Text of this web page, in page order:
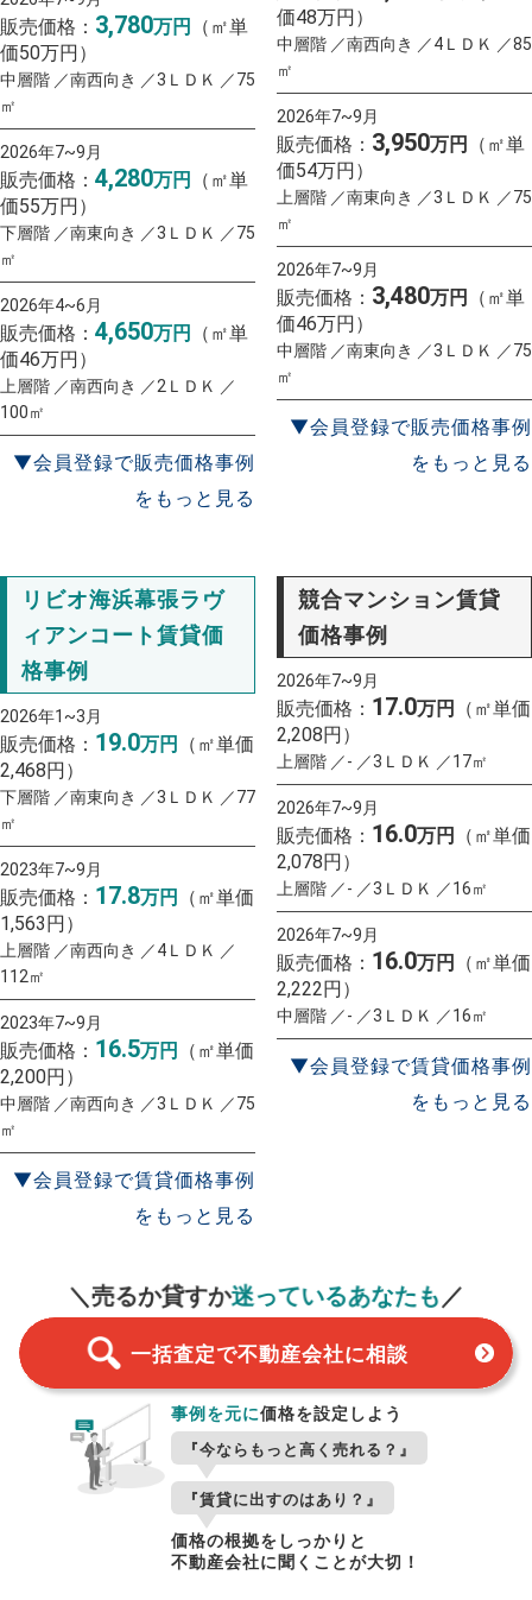
販売価格： 3,780万円
（㎡単
価50万円）
中層階 ／南西向き ／3ＬＤＫ ／75
㎡
2026年7~9月
販売価格： 4,280万円
（㎡単
価55万円）
下層階 ／南東向き ／3ＬＤＫ ／75
㎡
2026年4~6月
販売価格： 4,650万円
（㎡単
価46万円）
上層階 ／南西向き ／2ＬＤＫ ／
100㎡
▼会員登録で販売価格事例
をもっと見る
価48万円）
中層階 ／南西向き ／4ＬＤＫ ／85
㎡
2026年7~9月
販売価格： 3,950万円
（㎡単
価54万円）
上層階 ／南東向き ／3ＬＤＫ ／75
㎡
2026年7~9月
販売価格： 3,480万円
（㎡単
価46万円）
中層階 ／南東向き ／3ＬＤＫ ／75
㎡
▼会員登録で販売価格事例
をもっと見る
リビオ海浜幕張ラヴ
ィアンコート賃貸価
格事例
2026年1~3月
販売価格： 19.0万円
（㎡単価
2,468円）
下層階 ／南東向き ／3ＬＤＫ ／77
㎡
2023年7~9月
販売価格： 17.8万円
（㎡単価
1,563円）
上層階 ／南西向き ／4ＬＤＫ ／
112㎡
2023年7~9月
販売価格： 16.5万円
（㎡単価
2,200円）
中層階 ／南西向き ／3ＬＤＫ ／75
㎡
▼会員登録で賃貸価格事例
をもっと見る
競合マンション賃貸
価格事例
2026年7~9月
販売価格： 17.0万円
（㎡単価
2,208円）
上層階 ／- ／3ＬＤＫ ／17㎡
2026年7~9月
販売価格： 16.0万円
（㎡単価
2,078円）
上層階 ／- ／3ＬＤＫ ／16㎡
2026年7~9月
販売価格： 16.0万円
（㎡単価
2,222円）
中層階 ／- ／3ＬＤＫ ／16㎡
▼会員登録で賃貸価格事例
をもっと見る
＼売るか貸すか迷っているあなたも ／
一括査定で不動産会社に相談
事例を元に価格を設定しよう
『今ならもっと高く売れる？』
『賃貸に出すのはあり？』
価格の根拠をしっかりと
不動産会社に聞くことが大切！